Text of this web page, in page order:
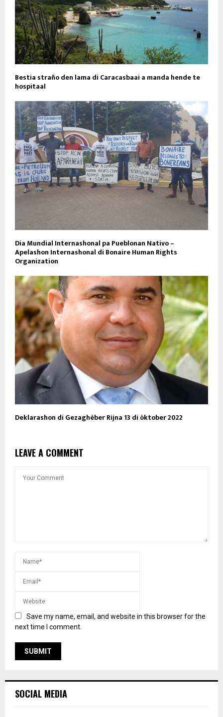
Bestia straño den lama di Caracasbaai a manda hende te
hospitaal
Dia Mundial Internashonal pa Pueblonan Nativo –
Apelashon Internashonal di Bonaire Human Rights
Organization
Deklarashon di Gezaghèber Rijna 13 di òktober 2022
LEAVE A COMMENT
Save my name, email, and website in this browser for the
next time I comment.
SOCIAL MEDIA